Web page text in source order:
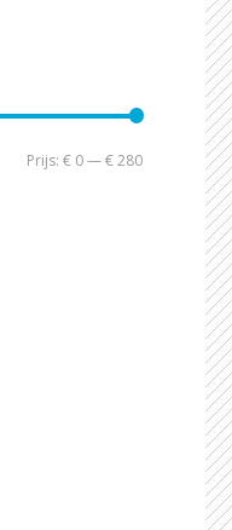
Min.
Max.
Prijs: € 0—€ 280